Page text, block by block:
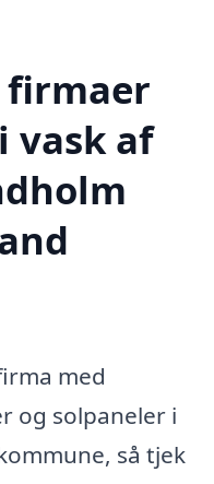
firmaer
vask af
med
og solpaneler i
så tjek